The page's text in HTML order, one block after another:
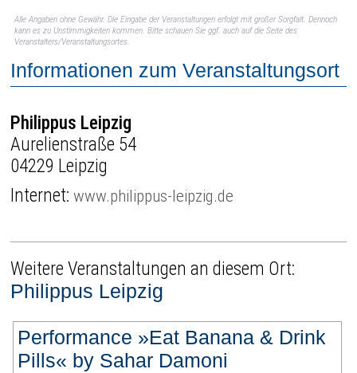
Alle Angaben ohne Gewähr. Die Eingabe der Veranstaltungen erfolgt mit großer Sorgfalt. Dennoch
kann es zu Unstimmigkeiten kommen. Bitte schauen Sie ggf. auch auf die Seite des
Veranstalters/Veranstaltungsortes.
Informationen zum Veranstaltungsort
Philippus Leipzig
Aurelienstraße 54
04229 Leipzig
Internet:www.philippus-leipzig.de
Weitere Veranstaltungen an diesem Ort:
Philippus Leipzig
Performance »Eat Banana & Drink
Pills« by Sahar Damoni